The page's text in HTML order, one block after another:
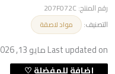
رقم المنتج:207F072C
التصنيف:
مواد لاصقة
Last updated on مايو 13, 2026 10:00 ص